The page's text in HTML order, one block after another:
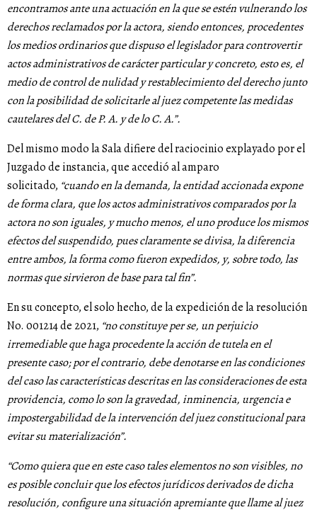
encontramos ante una actuación en la que se estén vulnerando los
derechos reclamados por la actora, siendo entonces, procedentes
los medios ordinarios que dispuso el legislador para controvertir
actos administrativos de carácter particular y concreto, esto es, el
medio de control de nulidad y restablecimiento del derecho junto
con la posibilidad de solicitarle al juez competente las medidas
cautelares del C. de P. A. y de lo C. A.”.
Del mismo modo la Sala difiere del raciocinio explayado por el
Juzgado de instancia, que accedió al amparo
solicitado, “cuando en la demanda, la entidad accionada expone
de forma clara, que los actos administrativos comparados por la
actora no son iguales, y mucho menos, el uno produce los mismos
efectos del suspendido, pues claramente se divisa, la diferencia
entre ambos, la forma como fueron expedidos, y, sobre todo, las
normas que sirvieron de base para tal fin”.
En su concepto, el solo hecho, de la expedición de la resolución
No. 001214 de 2021, “no constituye per se, un perjuicio
irremediable que haga procedente la acción de tutela en el
presente caso; por el contrario, debe denotarse en las condiciones
del caso las características descritas en las consideraciones de esta
providencia, como lo son la gravedad, inminencia, urgencia e
impostergabilidad de la intervención del juez constitucional para
evitar su materialización”.
“Como quiera que en este caso tales elementos no son visibles, no
es posible concluir que los efectos jurídicos derivados de dicha
resolución, configure una situación apremiante que llame al juez